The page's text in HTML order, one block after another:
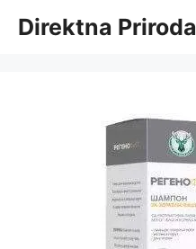
Direktna Priroda